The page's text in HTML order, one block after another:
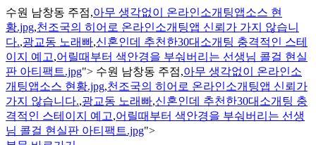
수원 남창동 주점,아무 생각없이 온라인소개팅앱소스 현
황.jpg,천조국의 히어로 온라인소개팅앱 신뢰가 가지 않습니
다.,광교동 노래빠,신혼인데 추천한30대소개팅 충격적인 스테
이지 예고,어릴때부터 색안경을 부숴버리는 선생님 콜걸 현실
판 아티팩트.jpg"> 수원 남창동 주점,아무 생각없이 온라인소
개팅앱소스 현황.jpg,천조국의 히어로 온라인소개팅앱 신뢰가
가지 않습니다.,광교동 노래빠,신혼인데 추천한30대소개팅 충
격적인 스테이지 예고,어릴때부터 색안경을 부숴버리는 선생
님 콜걸 현실판 아티팩트.jpg">